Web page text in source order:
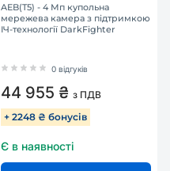
AEB(T5) - 4 Мп купольна
мережева камера з підтримкою
ІЧ-технології DarkFighter
0 відгуків
44 955 ₴ з ПДВ
+ 2248 ₴ бонусів
Є в наявності